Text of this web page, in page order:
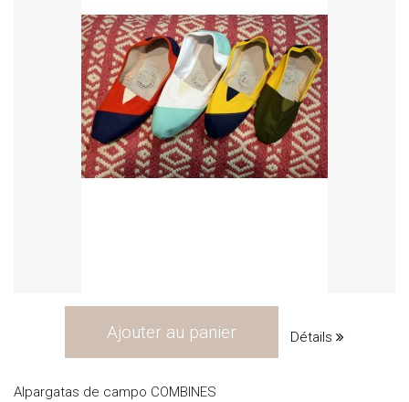
Ajouter au panier Détails
Alpargatas de campo COMBINES